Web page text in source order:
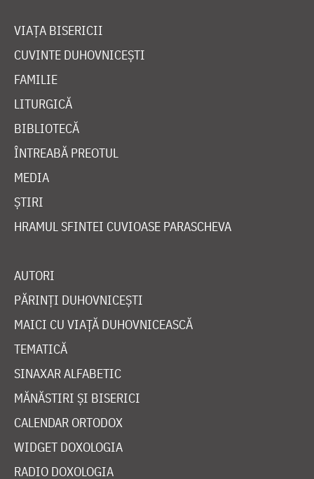
VIAȚA BISERICII
CUVINTE DUHOVNICEȘTI
FAMILIE
LITURGICĂ
BIBLIOTECĂ
ÎNTREABĂ PREOTUL
MEDIA
ȘTIRI
HRAMUL SFINTEI CUVIOASE PARASCHEVA
AUTORI
PĂRINȚI DUHOVNICEȘTI
MAICI CU VIAȚĂ DUHOVNICEASCĂ
TEMATICĂ
SINAXAR ALFABETIC
MĂNĂSTIRI ȘI BISERICI
CALENDAR ORTODOX
WIDGET DOXOLOGIA
RADIO DOXOLOGIA